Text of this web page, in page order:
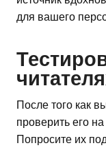
для вашего
После того как
проверить его
Попросите их